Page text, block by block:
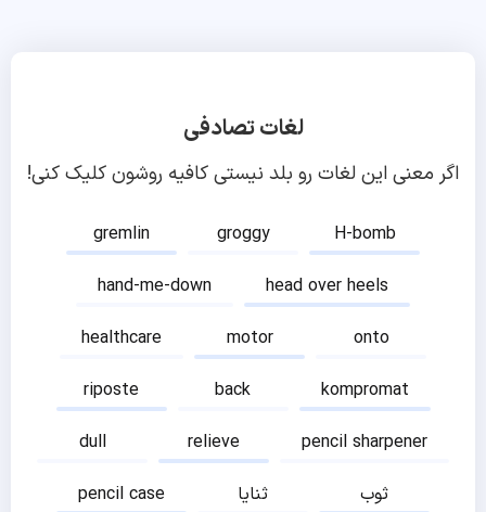
لغات تصادفی
اگر معنی این لغات رو بلد نیستی کافیه روشون کلیک کنی!
gremlin groggy
H-bomb
hand-me-down
head over heels
healthcare
motor
onto
riposte
back
kompromat
dull
relieve
pencil sharpener
pencil case
ثنایا
ثوب